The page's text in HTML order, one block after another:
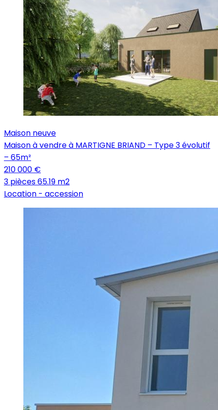
Maison neuve
Maison à vendre à MARTIGNE BRIAND – Type 3 évolutif
– 65m²
210 000 €
3 pièces65.19 m2
Location - accession